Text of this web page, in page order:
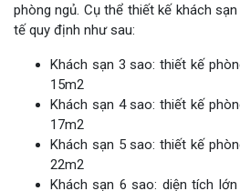
phòng ngủ. Cụ thể thiết kế khách
tế quy định như sau:
Khách sạn 3 sao: thiết kế
15m2
Khách sạn 4 sao: thiết kế
17m2
Khách sạn 5 sao: thiết kế
22m2
Khách sạn 6 sao: diện tích